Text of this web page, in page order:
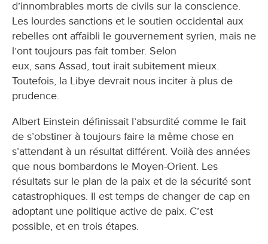
d’innombrables morts de civils sur la conscience.
Les lourdes sanctions et le soutien occidental aux
rebelles ont affaibli le gouvernement syrien, mais ne
l’ont toujours pas fait tomber. Selon
eux, sans Assad, tout irait subitement mieux.
Toutefois, la Libye devrait nous inciter à plus de
prudence.
Albert Einstein définissait l’absurdité comme le fait
de s’obstiner à toujours faire la même chose en
s’attendant à un résultat différent. Voilà des années
que nous bombardons le Moyen-Orient. Les
résultats sur le plan de la paix et de la sécurité sont
catastrophiques. Il est temps de changer de cap en
adoptant une politique active de paix. C’est
possible, et en trois étapes.